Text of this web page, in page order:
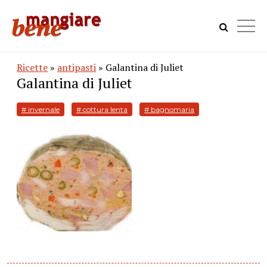
Ricette » antipasti » Galantina di Juliet
Galantina di Juliet
# invernale # cottura lenta # bagnomaria